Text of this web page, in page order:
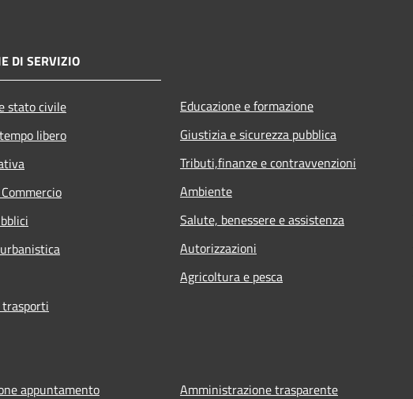
DI SERVIZIO
stato civile
libero
Educazione e formazione
Giustizia e sicurezza pubblica
Tributi,finanze e contravvenzioni
Ambiente
Salute, benessere e assistenza
Autorizzazioni
Agricoltura e pesca
appuntamento Amministrazione trasparente